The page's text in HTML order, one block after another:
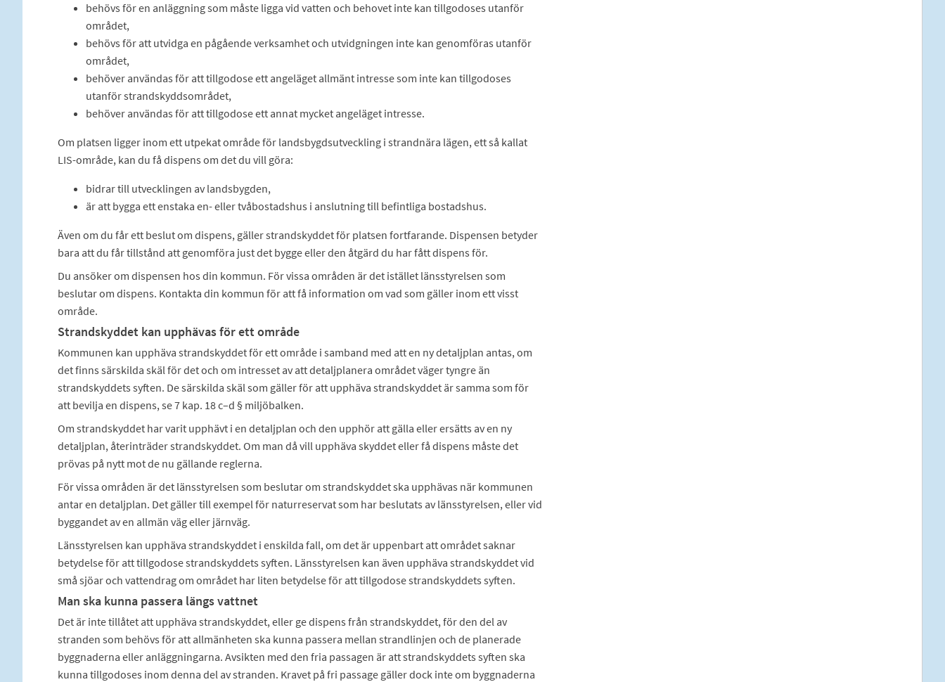
behövs för en anläggning som måste ligga vid vatten och behovet inte kan tillgodoses utanför
området,
behövs för att utvidga en pågående verksamhet och utvidgningen inte kan genomföras utanför
området,
behöver användas för att tillgodose ett angeläget allmänt intresse som inte kan tillgodoses
utanför strandskyddsområdet,
behöver användas för att tillgodose ett annat mycket angeläget intresse.
Om platsen ligger inom ett utpekat område för landsbygdsutveckling i strandnära lägen, ett så kallat
LIS-område, kan du få dispens om det du vill göra:
bidrar till utvecklingen av landsbygden,
är att bygga ett enstaka en- eller tvåbostadshus i anslutning till befintliga bostadshus.
Även om du får ett beslut om dispens, gäller strandskyddet för platsen fortfarande. Dispensen betyder
bara att du får tillstånd att genomföra just det bygge eller den åtgärd du har fått dispens för.
Du ansöker om dispensen hos din kommun. För vissa områden är det istället länsstyrelsen som
beslutar om dispens. Kontakta din kommun för att få information om vad som gäller inom ett visst
område.
Strandskyddet kan upphävas för ett område
Kommunen kan upphäva strandskyddet för ett område i samband med att en ny detaljplan antas, om
det finns särskilda skäl för det och om intresset av att detaljplanera området väger tyngre än
strandskyddets syften. De särskilda skäl som gäller för att upphäva strandskyddet är samma som för
att bevilja en dispens, se 7 kap. 18 c–d § miljöbalken.
Om strandskyddet har varit upphävt i en detaljplan och den upphör att gälla eller ersätts av en ny
detaljplan, återinträder strandskyddet. Om man då vill upphäva skyddet eller få dispens måste det
prövas på nytt mot de nu gällande reglerna.
För vissa områden är det länsstyrelsen som beslutar om strandskyddet ska upphävas när kommunen
antar en detaljplan. Det gäller till exempel för naturreservat som har beslutats av länsstyrelsen, eller vid
byggandet av en allmän väg eller järnväg.
Länsstyrelsen kan upphäva strandskyddet i enskilda fall, om det är uppenbart att området saknar
betydelse för att tillgodose strandskyddets syften. Länsstyrelsen kan även upphäva strandskyddet vid
små sjöar och vattendrag om området har liten betydelse för att tillgodose strandskyddets syften.
Man ska kunna passera längs vattnet
Det är inte tillåtet att upphäva strandskyddet, eller ge dispens från strandskyddet, för den del av
stranden som behövs för att allmänheten ska kunna passera mellan strandlinjen och de planerade
byggnaderna eller anläggningarna. Avsikten med den fria passagen är att strandskyddets syften ska
kunna tillgodoses inom denna del av stranden. Kravet på fri passage gäller dock inte om byggnaderna